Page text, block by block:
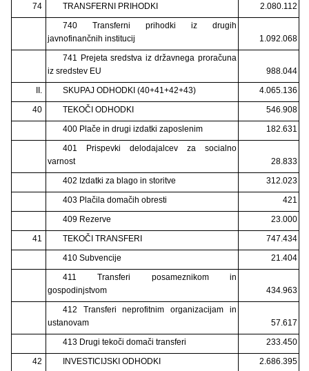
74
TRANSFERNI PRIHODKI
2.080.112
740 Transferni prihodki iz drugih
javnofinančnih institucij
1.092.068
741 Prejeta sredstva iz državnega proračuna
iz sredstev EU
988.044
II.
SKUPAJ ODHODKI (40+41+42+43)
4.065.136
40
TEKOČI ODHODKI
546.908
400 Plače in drugi izdatki zaposlenim
182.631
401 Prispevki delodajalcev za socialno
varnost
28.833
402 Izdatki za blago in storitve
312.023
403 Plačila domačih obresti
421
409 Rezerve
23.000
41
TEKOČI TRANSFERI
747.434
410 Subvencije
21.404
411 Transferi posameznikom in
gospodinjstvom
434.963
412 Transferi neprofitnim organizacijam in
ustanovam
57.617
413 Drugi tekoči domači transferi
233.450
42
INVESTICIJSKI ODHODKI 2.686.395